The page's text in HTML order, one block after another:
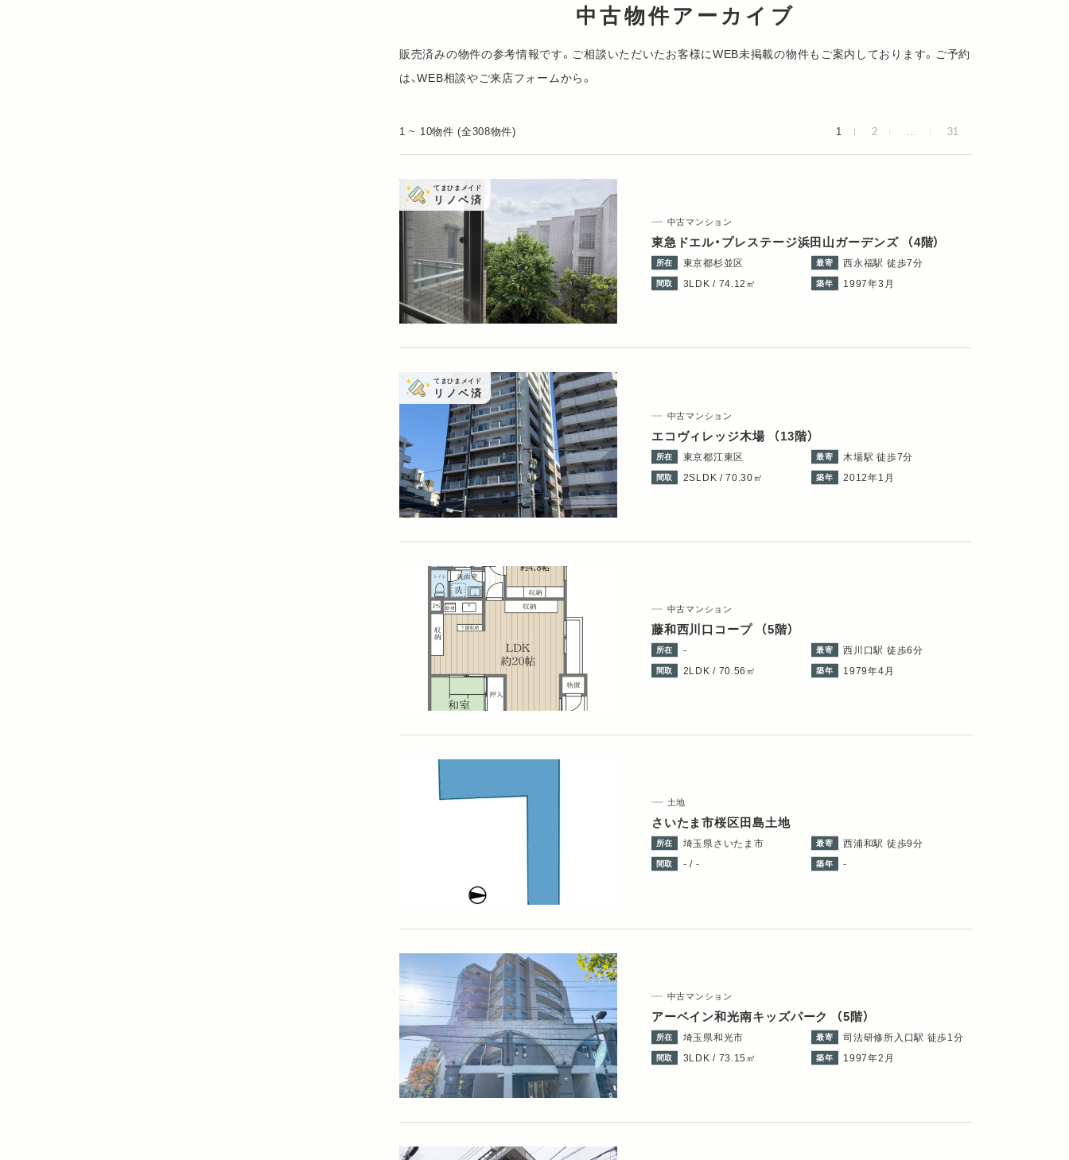
中古物件アーカイブ
販売済みの物件の参考情報です。ご相談いただいたお客様にWEB未掲載の物件もご案内しております。ご予約
は、WEB相談やご来店フォームから。
1 ~ 10物件 (全308物件) 1 2 … 31
てまひまメイド
リノベ済
中古マンション
東急ドエル・プレステージ浜田山ガーデンズ （4階）
所在 東京都杉並区 最寄 西永福駅 徒歩7分
間取 3LDK / 74.12㎡ 築年 1997年3月
てまひまメイド
リノベ済
中古マンション
エコヴィレッジ木場 （13階）
所在 東京都江東区 最寄 木場駅 徒歩7分
間取 2SLDK / 70.30㎡ 築年 2012年1月
中古マンション
藤和西川口コープ （5階）
所在 - 最寄 西川口駅 徒歩6分
間取 2LDK / 70.56㎡ 築年 1979年4月
土地
さいたま市桜区田島土地
所在 埼玉県さいたま市 最寄 西浦和駅 徒歩9分
間取 - / - 築年 -
中古マンション
アーベイン和光南キッズパーク （5階）
所在 埼玉県和光市 最寄 司法研修所入口駅 徒歩1分
間取 3LDK / 73.15㎡ 築年 1997年2月